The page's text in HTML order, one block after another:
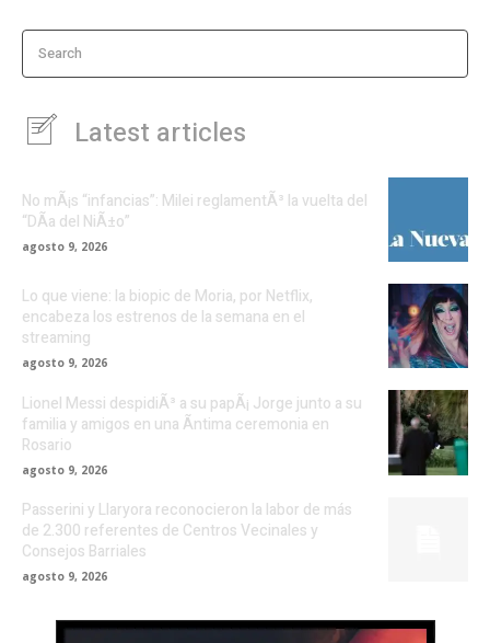
Search
Latest articles
No mÃ¡s “infancias”: Milei reglamentÃ³ la vuelta del
“DÃ­a del NiÃ±o”
agosto 9, 2026
Lo que viene: la biopic de Moria, por Netflix,
encabeza los estrenos de la semana en el
streaming
agosto 9, 2026
Lionel Messi despidiÃ³ a su papÃ¡ Jorge junto a su
familia y amigos en una Ã­ntima ceremonia en
Rosario
agosto 9, 2026
Passerini y Llaryora reconocieron la labor de más
de 2.300 referentes de Centros Vecinales y
Consejos Barriales
agosto 9, 2026